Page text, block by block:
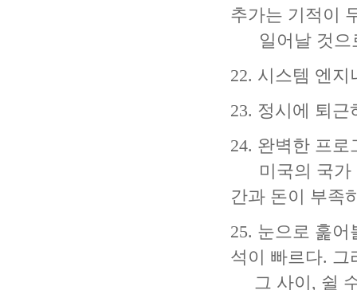
추가는 기적이
일어날 것으
22. 시스템 엔
23. 정시에 퇴
24. 완벽한 프
미국의 국가
간과 돈이 부족
25. 눈으로 훑
석이 빠르다. 그
그 사이, 쉴